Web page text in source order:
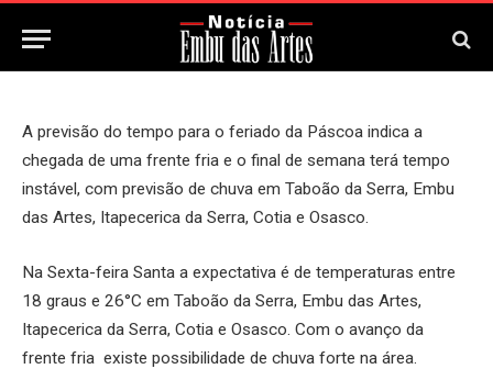
18 de Abril, 2025
A previsão do tempo para o feriado da Páscoa indica a
chegada de uma frente fria e o final de semana terá tempo
instável, com previsão de chuva em Taboão da Serra, Embu
das Artes, Itapecerica da Serra, Cotia e Osasco.
Na Sexta-feira Santa a expectativa é de temperaturas entre
18 graus e 26°C em Taboão da Serra, Embu das Artes,
Itapecerica da Serra, Cotia e Osasco. Com o avanço da
frente fria existe possibilidade de chuva forte na área.